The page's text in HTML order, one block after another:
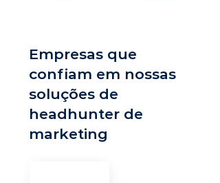
Empresas que
confiam em nossas
soluções de
headhunter de
marketing